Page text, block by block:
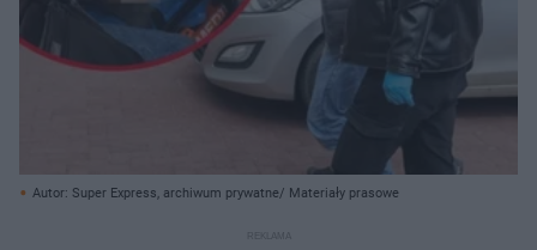
Autor: Super Express, archiwum prywatne/ Materiały prasowe